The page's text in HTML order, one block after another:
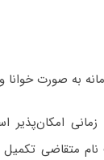
زمانی
نام متقاضی